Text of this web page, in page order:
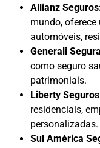
Allianz
mundo,
automóveis,
Generali
como seguro
patrimoniais.
Liberty
residenciais,
personalizadas.
Sul América